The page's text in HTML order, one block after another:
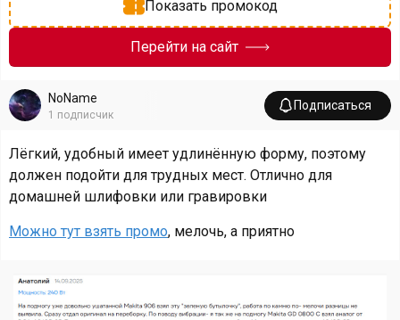
Показать промокод
Перейти на сайт
NoName
1 подписчик
Подписаться
Лёгкий, удобный имеет удлинённую форму, поэтому
должен подойти для трудных мест. Отлично для
домашней шлифовки или гравировки
Можно тут взять промо, мелочь, а приятно